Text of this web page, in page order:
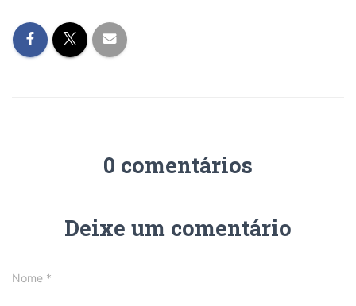
0 comentários
Deixe um comentário
Nome *